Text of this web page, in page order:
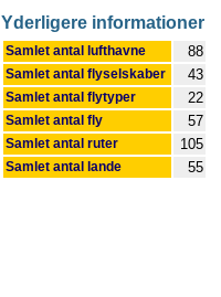
Yderligere informationer
Samlet antal lufthavne 88
Samlet antal flyselskaber 43
Samlet antal flytyper 22
Samlet antal fly 57
Samlet antal ruter 105
Samlet antal lande 55